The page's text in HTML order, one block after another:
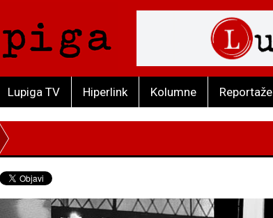
Lupiga TV Hiperlink Kolumne Reportaže